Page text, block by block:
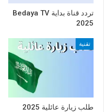
تردد قناة بداية Bedaya TV
2025
تقنية
طلب زيارة عائلية 2025